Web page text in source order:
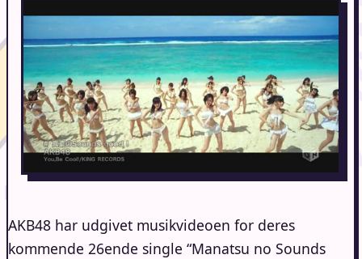
AKB48 har udgivet musikvideoen for deres
kommende 26ende single “Manatsu no Sounds